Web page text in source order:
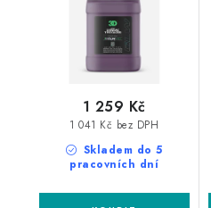
Skladem do 5
pracovních dní
1 041 Kč bez DPH
1 259 Kč